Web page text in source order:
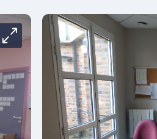
Carrousel